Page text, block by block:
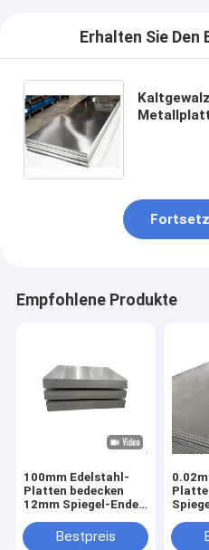
Erhalten Sie Den
Empfohlene Produkte
100mm Edelstahl-
Platten bedecken
12mm Spiegel-Ende
630 904LBestpreis
Platte